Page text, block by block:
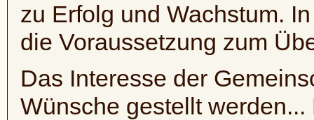
zu Erfolg und Wachstum.
die Voraussetzung zum
Das Interesse der
Wünsche gestellt